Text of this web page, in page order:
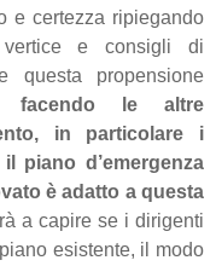
e certezza ripiegando
e consigli di
questa propensione
le altre
in particolare i
piano d’emergenza
è adatto a questa
a capire se i dirigenti
esistente, il modo